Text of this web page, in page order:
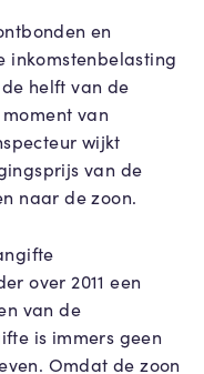
en
inkomstenbelasting
helft van de
van
wijkt
van de
naar de zoon.
over 2011 een
van de
is immers geen
Omdat de zoon